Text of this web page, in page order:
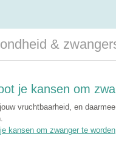
&
je kansen om
vruchtbaarheid, en
kansen om zwanger te worden